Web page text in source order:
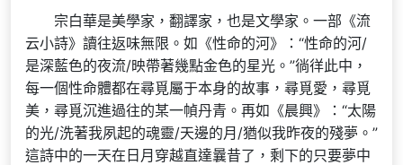
宗白華是美學家，翻譯家，也是文學家。一部《流
云小詩》讀往返味無限。如《性命的河》：“性命的河/
是深藍色的夜流/映帶著幾點金色的星光。”徜徉此中，
每一個性命體都在尋覓屬于本身的故事，尋覓愛，尋覓
美，尋覓沉進過往的某一幀丹青。再如《晨興》：“太陽
的光/洗著我夙起的魂靈/天邊的月/猶似我昨夜的殘夢。”
這詩中的一天在日月穿越直達曩昔了，剩下的只要夢中